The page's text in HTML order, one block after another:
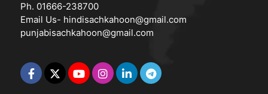
Ph. 01666-238700
Email Us- hindisachkahoon@gmail.com
punjabisachkahoon@gmail.com